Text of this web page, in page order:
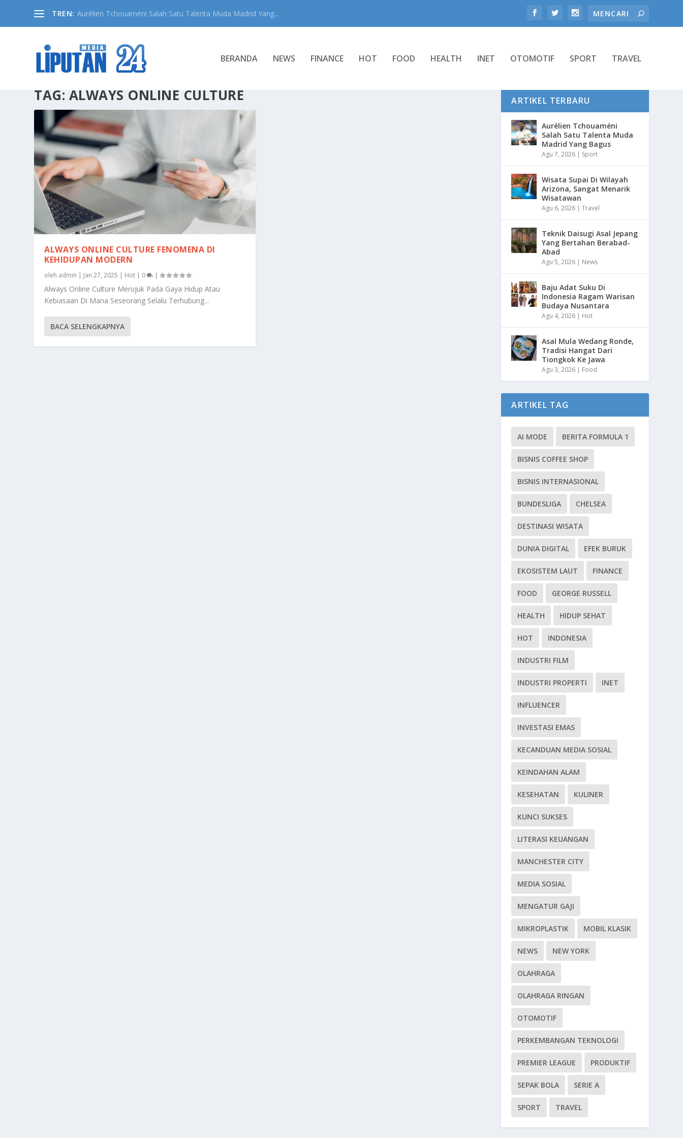
TREN: Aurélien Tchouaméni Salah Satu Talenta Muda Madrid Yang...
BERANDA NEWS FINANCE HOT FOOD HEALTH INET OTOMOTIF SPORT TRAVEL
TAG: ALWAYS ONLINE CULTURE
ALWAYS ONLINE CULTURE FENOMENA DI
KEHIDUPAN MODERN
oleh admin | Jan 27, 2025 | Hot | 0 |
Always Online Culture Merujuk Pada Gaya Hidup Atau
Kebiasaan Di Mana Seseorang Selalu Terhubung...
BACA SELENGKAPNYA
ARTIKEL TERBARU
Aurélien Tchouaméni
Salah Satu Talenta Muda
Madrid Yang Bagus
Agu 7, 2026 | Sport
Wisata Supai Di Wilayah
Arizona, Sangat Menarik
Wisatawan
Agu 6, 2026 |Travel
Teknik Daisugi Asal Jepang
Yang Bertahan Berabad-
Abad
Agu 5, 2026 | News
Baju Adat Suku Di
Indonesia Ragam Warisan
Budaya Nusantara
Agu 4, 2026 | Hot
Asal Mula Wedang Ronde,
Tradisi Hangat Dari
Tiongkok Ke Jawa
Agu 3, 2026 | Food
ARTIKEL TAG
AI MODE BERITA FORMULA 1
BISNIS COFFEE SHOP
BISNIS INTERNASIONAL
BUNDESLIGA CHELSEA
DESTINASI WISATA
DUNIA DIGITAL EFEK BURUK
EKOSISTEM LAUT FINANCE
FOOD GEORGE RUSSELL
HEALTH HIDUP SEHAT
HOT INDONESIA
INDUSTRI FILM
INDUSTRI PROPERTI INET
INFLUENCER
INVESTASI EMAS
KECANDUAN MEDIA SOSIAL
KEINDAHAN ALAM
KESEHATAN KULINER
KUNCI SUKSES
LITERASI KEUANGAN
MANCHESTER CITY
MEDIA SOSIAL
MENGATUR GAJI
MIKROPLASTIK MOBIL KLASIK
NEWS NEW YORK
OLAHRAGA
OLAHRAGA RINGAN
OTOMOTIF
PERKEMBANGAN TEKNOLOGI
PREMIER LEAGUE PRODUKTIF
SEPAK BOLA SERIE A
SPORT TRAVEL